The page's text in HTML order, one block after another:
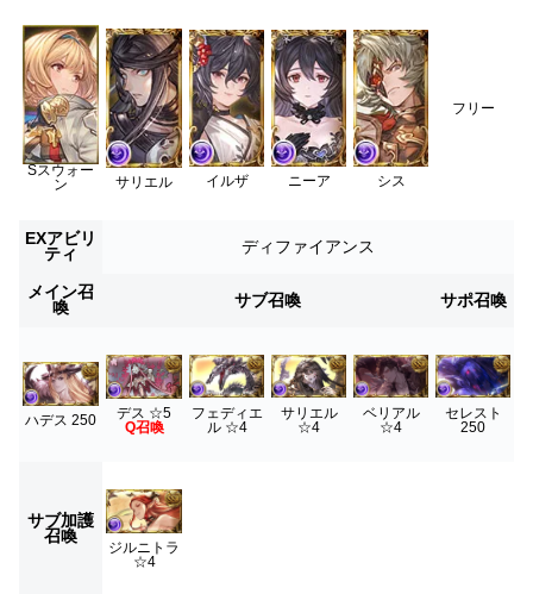
Sスウォー
ン
サリエル イルザ ニーア シス
フリー
EXアビリ
ティ
ディファイアンス
メイン召
喚
サブ召喚 サポ召喚
ハデス 250
デス ☆5
Q召喚
フェディエ
ル ☆4
サリエル
☆4
ベリアル
☆4
セレスト
250
サブ加護
召喚
ジルニトラ
☆4